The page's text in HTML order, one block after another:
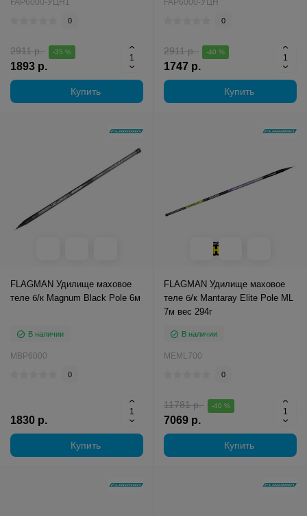
FAP6000-УЦН1
0
2911 р. -35 %
1893 р.
Купить
FAP6000-УЦН
0
2911 р. -40 %
1747 р.
Купить
FLAGMAN Удилище маховое
теле б/к Magnum Black Pole 6м
В наличии
MBP6000
0
1830 р.
Купить
FLAGMAN Удилище маховое
теле б/к Mantaray Elite Pole ML
7м вес 294г
В наличии
MEML700
0
11781 р. -40 %
7069 р.
Купить